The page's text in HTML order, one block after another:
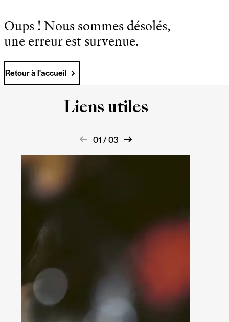
Oups ! Nous sommes désolés,
une erreur est survenue.
Retour à l'accueil
Liens utiles
01 / 03